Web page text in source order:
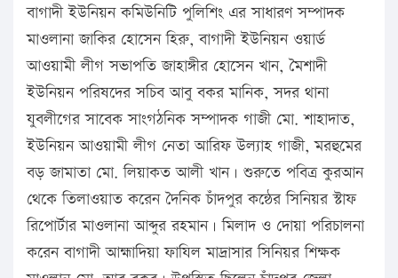
বাগাদী ইউনিয়ন কমিউনিটি পুলিশিং এর সাধারণ সম্পাদক
মাওলানা জাকির হোসেন হিরু, বাগাদী ইউনিয়ন ওয়ার্ড
আওয়ামী লীগ সভাপতি জাহাঙ্গীর হোসেন খান, মৈশাদী
ইউনিয়ন পরিষদের সচিব আবু বকর মানিক, সদর থানা
যুবলীগের সাবেক সাংগঠনিক সম্পাদক গাজী মো. শাহাদাত,
ইউনিয়ন আওয়ামী লীগ নেতা আরিফ উল্যাহ গাজী, মরহুমের
বড় জামাতা মো. লিয়াকত আলী খান। শুরুতে পবিত্র কুরআন
থেকে তিলাওয়াত করেন দৈনিক চাঁদপুর কন্ঠের সিনিয়র স্টাফ
রিপোর্টার মাওলানা আব্দুর রহমান। মিলাদ ও দোয়া পরিচালনা
করেন বাগাদী আহ্মাদিয়া ফাযিল মাদ্রাসার সিনিয়র শিক্ষক